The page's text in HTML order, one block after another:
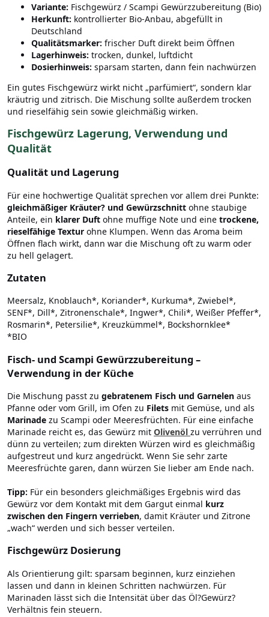
Variante: Fischgewürz / Scampi Gewürzzubereitung (Bio)
Herkunft: kontrollierter Bio-Anbau, abgefüllt in
Deutschland
Qualitätsmarker: frischer Duft direkt beim Öffnen
Lagerhinweis: trocken, dunkel, luftdicht
Dosierhinweis: sparsam starten, dann fein nachwürzen
Ein gutes Fischgewürz wirkt nicht „parfümiert“, sondern klar
kräutrig und zitrisch. Die Mischung sollte außerdem trocken
und rieselfähig sein sowie gleichmäßig wirken.
Fischgewürz Lagerung, Verwendung und
Qualität
Qualität und Lagerung
Für eine hochwertige Qualität sprechen vor allem drei Punkte:
gleichmäßiger Kräuter? und Gewürzschnitt ohne staubige
Anteile, ein klarer Duft ohne muffige Note und eine trockene,
rieselfähige Textur ohne Klumpen. Wenn das Aroma beim
Öffnen flach wirkt, dann war die Mischung oft zu warm oder
zu hell gelagert.
Zutaten
Meersalz, Knoblauch*, Koriander*, Kurkuma*, Zwiebel*,
SENF*, Dill*, Zitronenschale*, Ingwer*, Chili*, Weißer Pfeffer*,
Rosmarin*, Petersilie*, Kreuzkümmel*, Bockshornklee*
*BIO
Fisch- und Scampi Gewürzzubereitung –
Verwendung in der Küche
Die Mischung passt zu gebratenem Fisch und Garnelen aus
Pfanne oder vom Grill, im Ofen zu Filets mit Gemüse, und als
Marinade zu Scampi oder Meeresfrüchten. Für eine einfache
Marinade reicht es, das Gewürz mit Olivenöl zu verrühren und
dünn zu verteilen; zum direkten Würzen wird es gleichmäßig
aufgestreut und kurz angedrückt. Wenn Sie sehr zarte
Meeresfrüchte garen, dann würzen Sie lieber am Ende nach.
Tipp: Für ein besonders gleichmäßiges Ergebnis wird das
Gewürz vor dem Kontakt mit dem Gargut einmal kurz
zwischen den Fingern verrieben, damit Kräuter und Zitrone
„wach“ werden und sich besser verteilen.
Fischgewürz Dosierung
Als Orientierung gilt: sparsam beginnen, kurz einziehen
lassen und dann in kleinen Schritten nachwürzen. Für
Marinaden lässt sich die Intensität über das Öl?Gewürz?
Verhältnis fein steuern.